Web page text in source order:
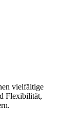
vielfältige
Flexibilität,